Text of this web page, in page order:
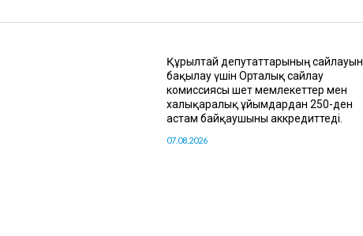
Құрылтай депутаттарының сайлауын
бақылау үшін Орталық сайлау
комиссиясы шет мемлекеттер мен
халықаралық ұйымдардан 250-ден
астам байқаушыны аккредиттеді.
07.08.2026